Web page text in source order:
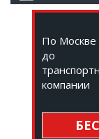
По Москве
до
компании